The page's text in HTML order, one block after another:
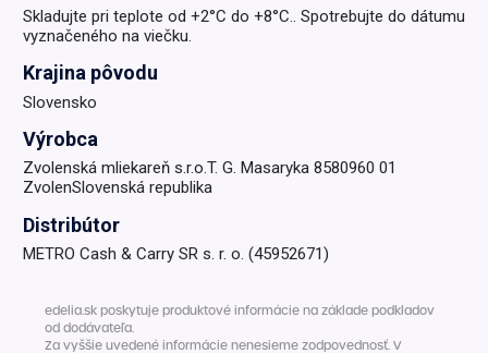
Skladujte pri teplote od +2°C do +8°C.. Spotrebujte do dátumu
vyznačeného na viečku.
Krajina pôvodu
Slovensko
Výrobca
Zvolenská mliekareň s.r.o.T. G. Masaryka 8580960 01
ZvolenSlovenská republika
Distribútor
METRO Cash & Carry SR s. r. o. (45952671)
edelia.sk poskytuje produktové informácie na základe podkladov
od dodávateľa.
Za vyššie uvedené informácie nenesieme zodpovednosť. V